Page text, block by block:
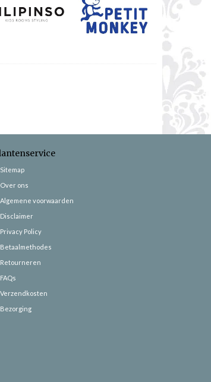
Sitemap
Over ons
Algemene voorwaarden
Disclaimer
Privacy Policy
Betaalmethodes
Retourneren
FAQs
Verzendkosten
Bezorging